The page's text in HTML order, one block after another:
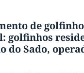
de
golfinhos
do Sado,